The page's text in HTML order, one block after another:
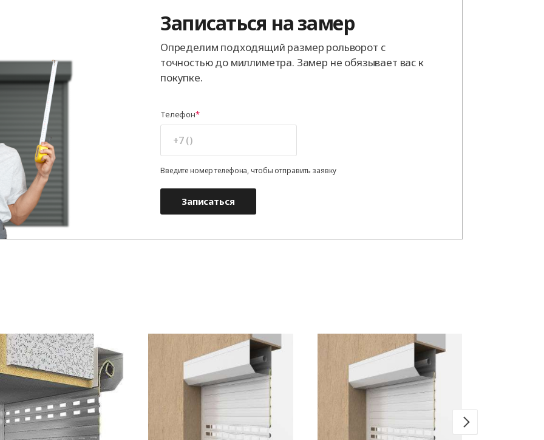
Записаться на замер
Определим подходящий размер рольворот с
точностью до миллиметра. Замер не обязывает вас к
покупке.
Телефон
Введите номер телефона, чтобы отправить заявку
Записаться